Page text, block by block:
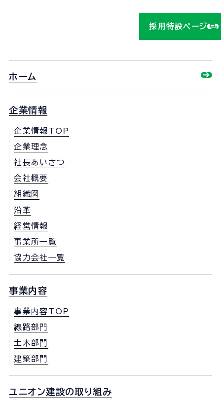
採用特設ページ
ホーム
企業情報
企業情報TOP
企業理念
社長あいさつ
会社概要
組織図
沿革
経営情報
事業所一覧
協力会社一覧
事業内容
事業内容TOP
線路部門
土木部門
建築部門
ユニオン建設の取り組み